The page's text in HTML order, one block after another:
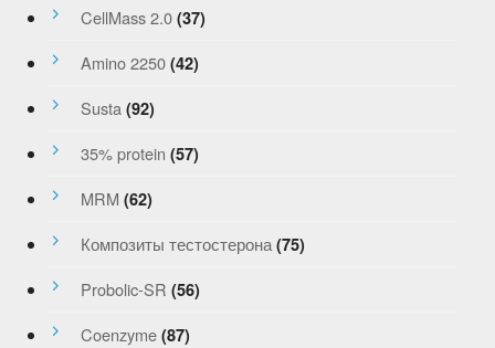
CellMass 2.0 (37)
Amino 2250 (42)
Susta (92)
35% protein (57)
MRM (62)
Композиты тестостерона (75)
Probolic-SR (56)
Coenzyme (87)